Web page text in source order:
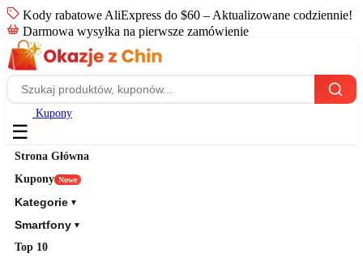
Kody rabatowe AliExpress do $60 – Aktualizowane codziennie!
Darmowa wysyłka na pierwsze zamówienie
Kupony
☰
Strona Główna
Kupony Nowe
Kategorie ▼
Smartfony ▼
Top 10